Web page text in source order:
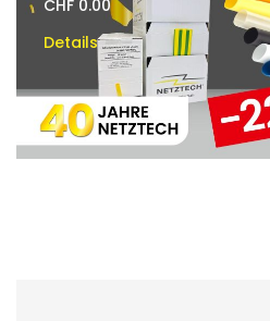
CHF 0.00
Details